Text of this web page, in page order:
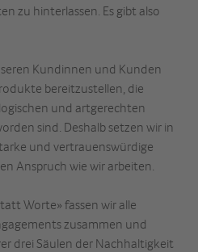
zu hinterlassen. Es gibt also
Kundinnen und Kunden
bereitzustellen, die
und artgerechten
sind. Deshalb setzen wir in
und vertrauenswürdige
Anspruch wie wir arbeiten.
Worte» fassen wir alle
zusammen und
drei Säulen der Nachhaltigkeit